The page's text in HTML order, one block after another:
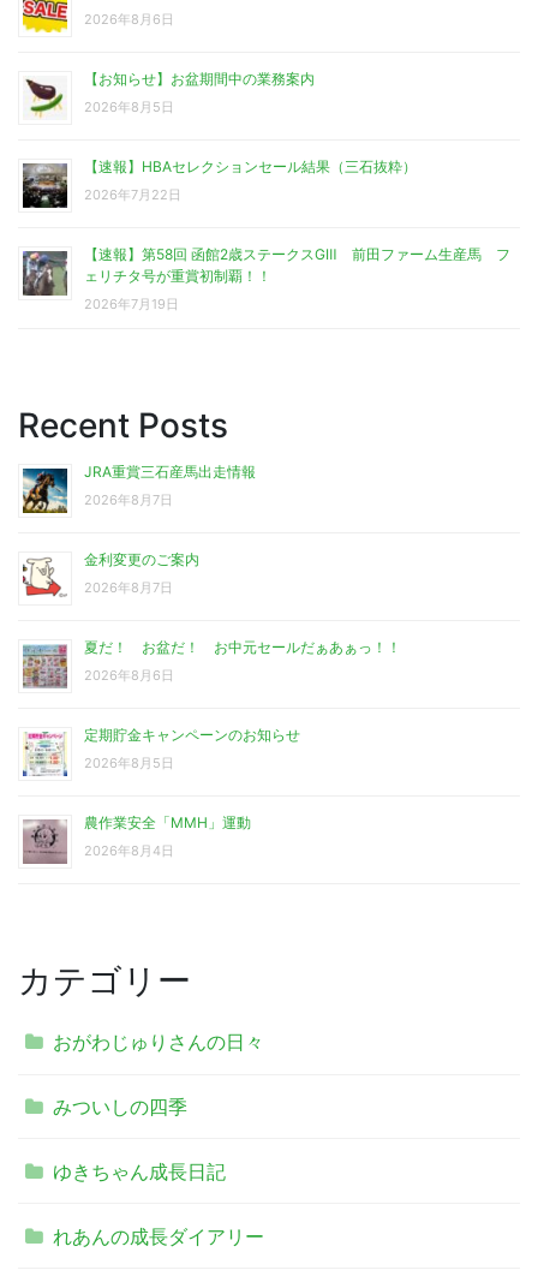
2026年8月6日
【お知らせ】お盆期間中の業務案内
2026年8月5日
【速報】HBAセレクションセール結果（三石抜粋）
2026年7月22日
【速報】第58回 函館2歳ステークスGⅢ 前田ファーム生産馬 フ
ェリチタ号が重賞初制覇！！
2026年7月19日
Recent Posts
JRA重賞三石産馬出走情報
2026年8月7日
金利変更のご案内
2026年8月7日
夏だ！ お盆だ！ お中元セールだぁあぁっ！！
2026年8月6日
定期貯金キャンペーンのお知らせ
2026年8月5日
農作業安全「MMH」運動
2026年8月4日
カテゴリー
おがわじゅりさんの日々
みついしの四季
ゆきちゃん成長日記
れあんの成長ダイアリー